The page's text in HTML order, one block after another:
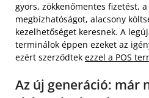
gyors, zökkenőmentes fizetést,
megbízhatóságot, alacsony
kezelhetőséget keresnek. A
terminálok éppen ezeket az
ezért szerződtek ezzel a POS
Az új generáció: már